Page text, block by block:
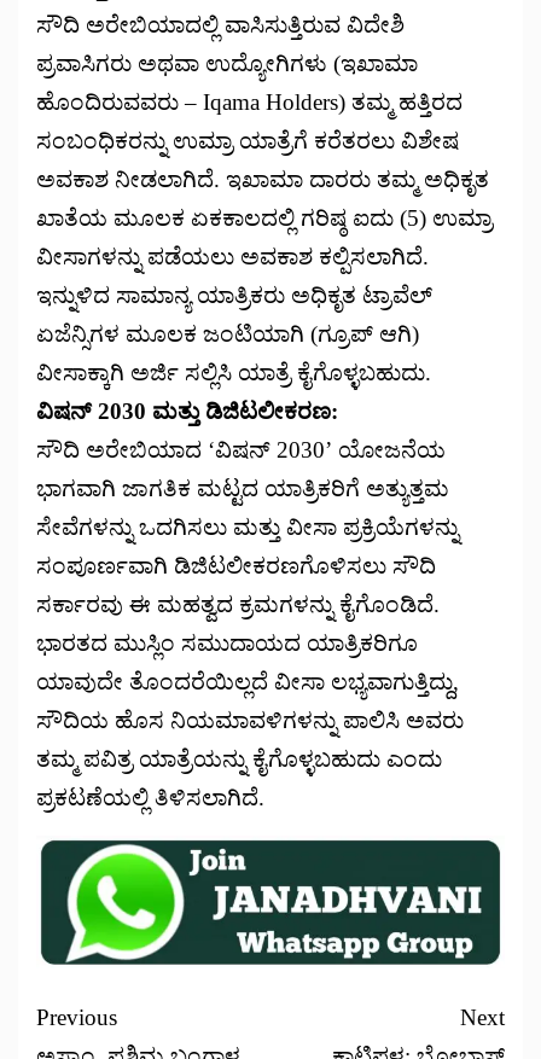
ಸೌದಿ ಅರೇಬಿಯಾದಲ್ಲಿ ವಾಸಿಸುತ್ತಿರುವ ವಿದೇಶಿ
ಪ್ರವಾಸಿಗರು ಅಥವಾ ಉದ್ಯೋಗಿಗಳು (ಇಖಾಮಾ
ಹೊಂದಿರುವವರು – Iqama Holders) ತಮ್ಮ ಹತ್ತಿರದ
ಸಂಬಂಧಿಕರನ್ನು ಉಮ್ರಾ ಯಾತ್ರೆಗೆ ಕರೆತರಲು ವಿಶೇಷ
ಅವಕಾಶ ನೀಡಲಾಗಿದೆ. ಇಖಾಮಾ ದಾರರು ತಮ್ಮ ಅಧಿಕೃತ
ಖಾತೆಯ ಮೂಲಕ ಏಕಕಾಲದಲ್ಲಿ ಗರಿಷ್ಠ ಐದು (5) ಉಮ್ರಾ
ವೀಸಾಗಳನ್ನು ಪಡೆಯಲು ಅವಕಾಶ ಕಲ್ಪಿಸಲಾಗಿದೆ.
ಇನ್ನುಳಿದ ಸಾಮಾನ್ಯ ಯಾತ್ರಿಕರು ಅಧಿಕೃತ ಟ್ರಾವೆಲ್
ಏಜೆನ್ಸಿಗಳ ಮೂಲಕ ಜಂಟಿಯಾಗಿ (ಗ್ರೂಪ್ ಆಗಿ)
ವೀಸಾಕ್ಕಾಗಿ ಅರ್ಜಿ ಸಲ್ಲಿಸಿ ಯಾತ್ರೆ ಕೈಗೊಳ್ಳಬಹುದು.
ವಿಷನ್ 2030 ಮತ್ತು ಡಿಜಿಟಲೀಕರಣ:
ಸೌದಿ ಅರೇಬಿಯಾದ ‘ವಿಷನ್ 2030’ ಯೋಜನೆಯ
ಭಾಗವಾಗಿ ಜಾಗತಿಕ ಮಟ್ಟದ ಯಾತ್ರಿಕರಿಗೆ ಅತ್ಯುತ್ತಮ
ಸೇವೆಗಳನ್ನು ಒದಗಿಸಲು ಮತ್ತು ವೀಸಾ ಪ್ರಕ್ರಿಯೆಗಳನ್ನು
ಸಂಪೂರ್ಣವಾಗಿ ಡಿಜಿಟಲೀಕರಣಗೊಳಿಸಲು ಸೌದಿ
ಸರ್ಕಾರವು ಈ ಮಹತ್ವದ ಕ್ರಮಗಳನ್ನು ಕೈಗೊಂಡಿದೆ.
ಭಾರತದ ಮುಸ್ಲಿಂ ಸಮುದಾಯದ ಯಾತ್ರಿಕರಿಗೂ
ಯಾವುದೇ ತೊಂದರೆಯಿಲ್ಲದೆ ವೀಸಾ ಲಭ್ಯವಾಗುತ್ತಿದ್ದು,
ಸೌದಿಯ ಹೊಸ ನಿಯಮಾವಳಿಗಳನ್ನು ಪಾಲಿಸಿ ಅವರು
ತಮ್ಮ ಪವಿತ್ರ ಯಾತ್ರೆಯನ್ನು ಕೈಗೊಳ್ಳಬಹುದು ಎಂದು
ಪ್ರಕಟಣೆಯಲ್ಲಿ ತಿಳಿಸಲಾಗಿದೆ.
Previous
Next